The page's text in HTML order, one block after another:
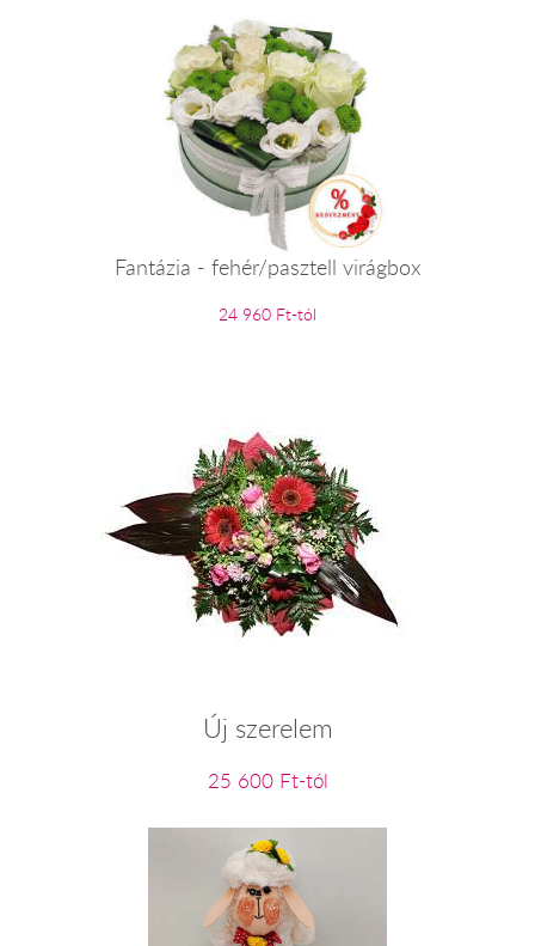
Fantázia - fehér/pasztell virágbox
24 960 Ft-tól
Új szerelem
25 600 Ft-tól